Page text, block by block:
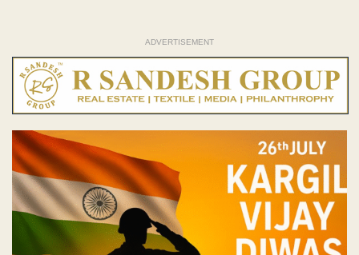
ADVERTISEMENT